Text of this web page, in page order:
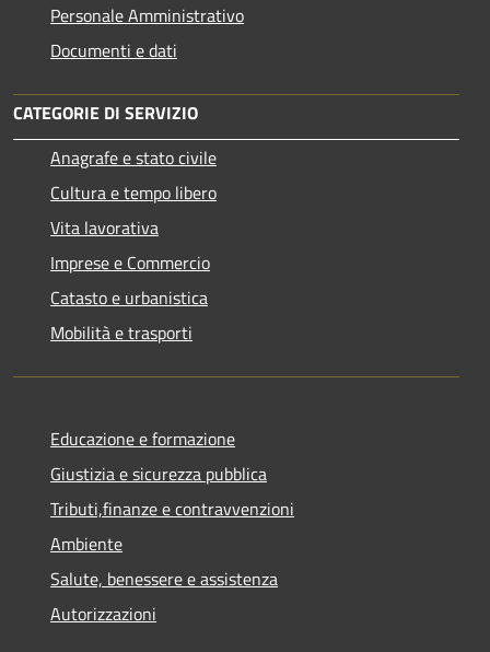
Personale Amministrativo
Documenti e dati
CATEGORIE DI SERVIZIO
Anagrafe e stato civile
Cultura e tempo libero
Vita lavorativa
Imprese e Commercio
Catasto e urbanistica
Mobilità e trasporti
Educazione e formazione
Giustizia e sicurezza pubblica
Tributi,finanze e contravvenzioni
Ambiente
Salute, benessere e assistenza
Autorizzazioni